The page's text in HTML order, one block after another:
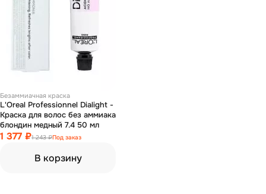
Безаммиачная краска
L'Oreal Professionnel Dialight -
Краска для волос без аммиака
блондин медный 7.4 50 мл
1 377 ₽1 243 ₽Под заказ
В корзину